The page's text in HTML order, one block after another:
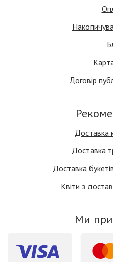
Договір
Доставка
Доставка
Доставка
Квіти з
Ми